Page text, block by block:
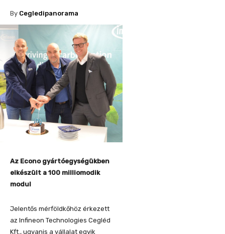
By Cegledipanorama
Az Econo gyártóegységükben
elkészült a 100 milliomodik
modul
Jelentős mérföldkőhöz érkezett
az Infineon Technologies Cegléd
Kft., ugyanis a vállalat egyik